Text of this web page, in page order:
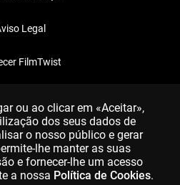
Legal
FilmTwist
ou ao clicar em «Aceitar»,
dos seus dados de
o nosso público e gerar
lhe manter as suas
e fornecer-lhe um acesso
a nossa Política de Cookies.